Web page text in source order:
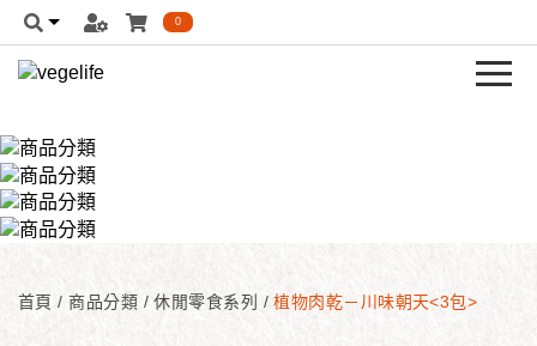
0
首頁/ 商品分類 /休閒零食系列 / 植物肉乾－川味朝天<3包>